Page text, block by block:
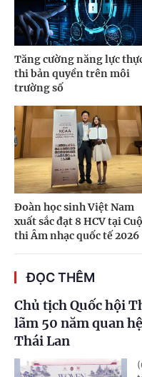
Tăng cường năng lực
thi bản quyền trên môi
trường số
Đoàn học sinh Việt Nam
xuất sắc đạt 8 HCV tại
thi Âm nhạc quốc tế 2026
ĐỌC THÊM
Chủ tịch Quốc hội
lãm 50 năm quan
Thái Lan